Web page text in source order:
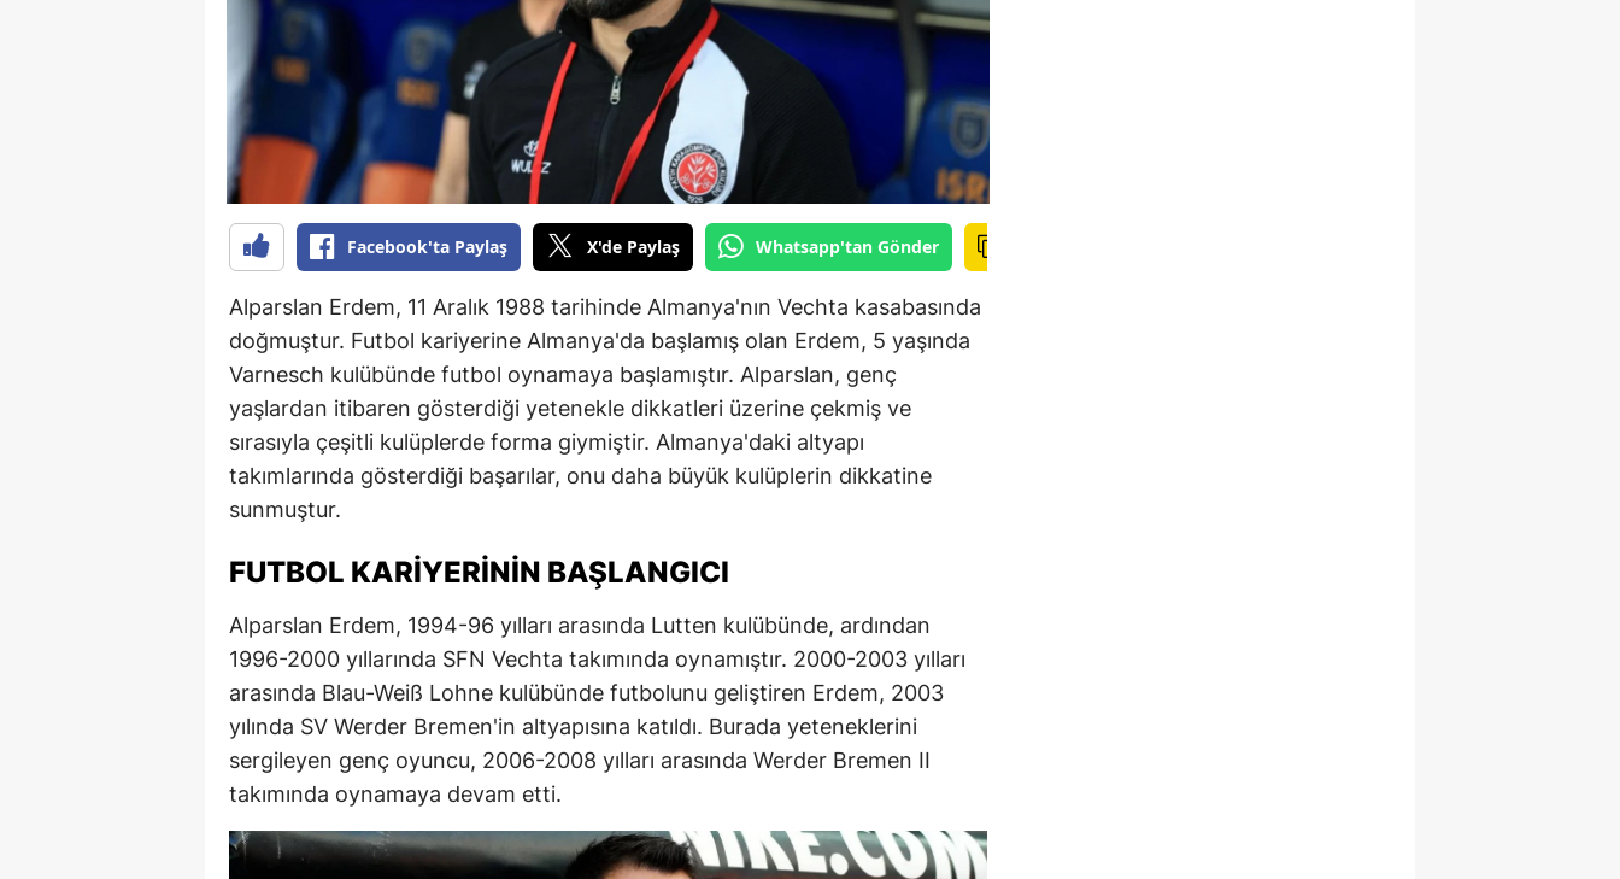
Bilecik
Bingöl
Bitlis
Bolu
Burdur
Bursa
Çanakkale
Çankırı
Çorum
Denizli
Edirne
Elazığ
Erzincan
Erzurum
Eskişehir
Giresun
Facebook'ta Paylaş X'de Paylaş Whatsapp'tan Gönder
Alparslan Erdem, 11 Aralık 1988 tarihinde Almanya'nın Vechta kasabasında
doğmuştur. Futbol kariyerine Almanya'da başlamış olan Erdem, 5 yaşında
Varnesch kulübünde futbol oynamaya başlamıştır. Alparslan, genç
yaşlardan itibaren gösterdiği yetenekle dikkatleri üzerine çekmiş ve
sırasıyla çeşitli kulüplerde forma giymiştir. Almanya'daki altyapı
takımlarında gösterdiği başarılar, onu daha büyük kulüplerin dikkatine
sunmuştur.
FUTBOL KARIYERININ BAŞLANGICI
Alparslan Erdem, 1994-96 yılları arasında Lutten kulübünde, ardından
1996-2000 yıllarında SFN Vechta takımında oynamıştır. 2000-2003 yılları
arasında Blau-Weiß Lohne kulübünde futbolunu geliştiren Erdem, 2003
yılında SV Werder Bremen'in altyapısına katıldı. Burada yeteneklerini
sergileyen genç oyuncu, 2006-2008 yılları arasında Werder Bremen II
takımında oynamaya devam etti.